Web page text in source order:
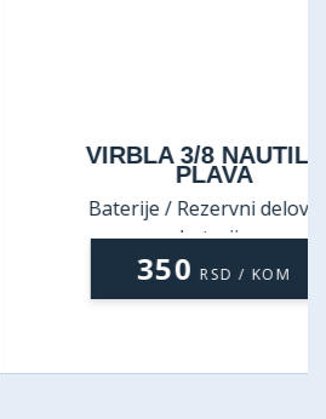
VIRBLA 3/8 NAUTILUS
PLAVA
Baterije / Rezervni delovi za
baterije
RSD / KOM